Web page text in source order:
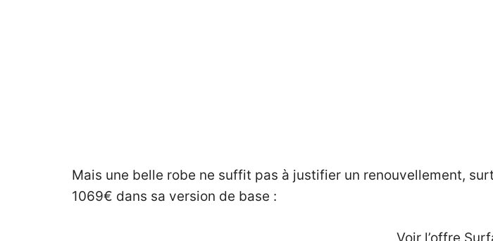
Mais une belle robe ne suffit pas à justifier un renouvellement,
1069€ dans sa version de base :